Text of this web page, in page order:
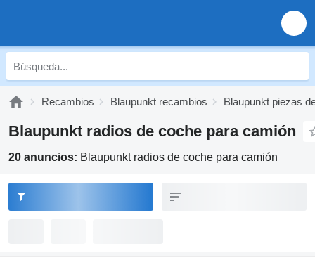
Recambios Blaupunkt recambios Blaupunkt piezas
Blaupunkt radios de coche para camión
20 anuncios: Blaupunkt radios de coche para camión